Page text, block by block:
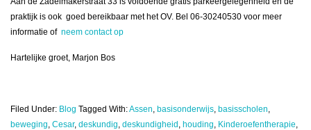
praktijk is ook goed bereikbaar met het OV. Bel 06-30240530 voor meer
informatie of neem contact op
Hartelijke groet, Marjon Bos
Filed Under: Blog Tagged With:Assen, basisonderwijs, basisscholen,
beweging, Cesar, deskundig, deskundigheid , houding, Kinderoefentherapie,